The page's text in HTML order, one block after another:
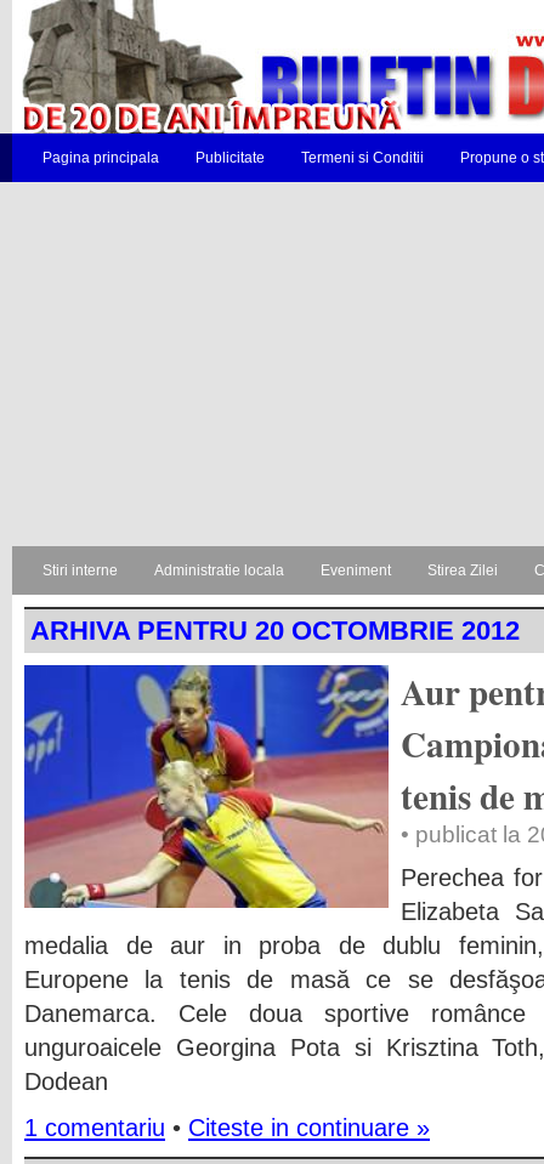
Pagina principala Publicitate Termeni si Conditii Propune o
Stiri interne Administratie locala Eveniment Stirea Zilei
ARHIVA PENTRU 20 OCTOMBRIE 2012
Aur
tenis de
• publicat la
Perechea
Elizabeta
medalia de aur in proba de dublu
Europene la tenis de masă ce se
Danemarca. Cele doua sportive
unguroaicele Georgina Pota si Krisztina
Dodean
1 comentariu • Citeste in continuare »